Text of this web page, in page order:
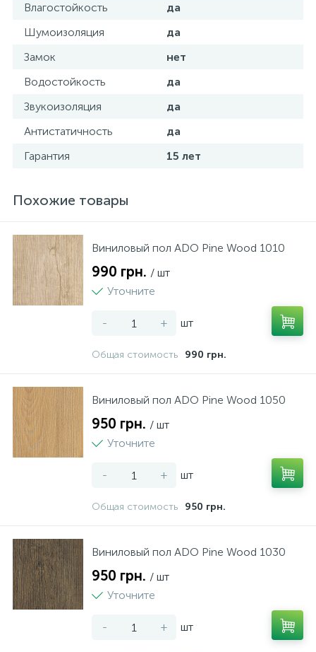
Влагостойкость
да
Шумоизоляция
да
Замок
нет
Водостойкость
да
Звукоизоляция
да
Антистатичность
да
Гарантия
15 лет
Похожие товары
Виниловый пол ADO Pine Wood 1010
990 грн. / шт
Уточните
- + шт
Общая стоимость 990 грн.
Виниловый пол ADO Pine Wood 1050
950 грн. / шт
Уточните
- + шт
Общая стоимость 950 грн.
Виниловый пол ADO Pine Wood 1030
950 грн. / шт
Уточните
- + шт